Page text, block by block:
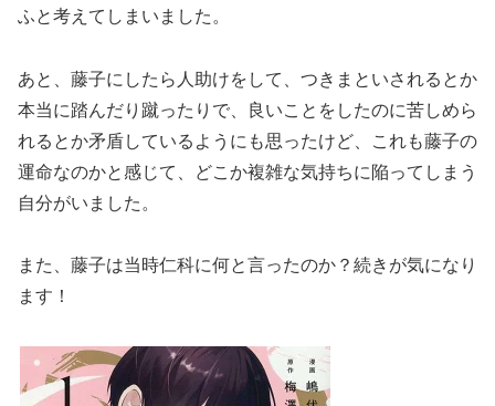
ふと考えてしまいました。
あと、藤子にしたら人助けをして、つきまといされるとか
本当に踏んだり蹴ったりで、良いことをしたのに苦しめら
れるとか矛盾しているようにも思ったけど、これも藤子の
運命なのかと感じて、どこか複雑な気持ちに陥ってしまう
自分がいました。
また、藤子は当時仁科に何と言ったのか？続きが気になり
ます！